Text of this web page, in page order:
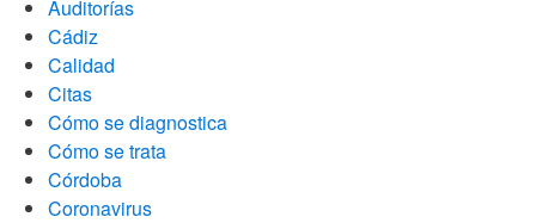
Auditorías
Cádiz
Calidad
Citas
Cómo se diagnostica
Cómo se trata
Córdoba
Coronavirus